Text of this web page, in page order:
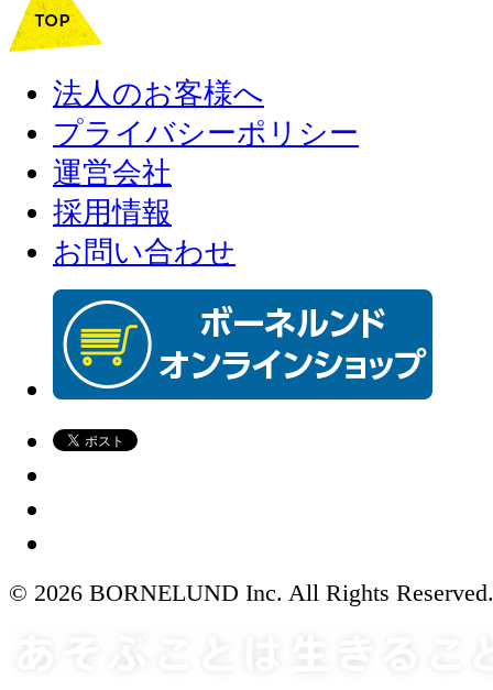
法人のお客様へ
プライバシーポリシー
運営会社
採用情報
お問い合わせ
© 2026 BORNELUND Inc. All Rights Reserved.